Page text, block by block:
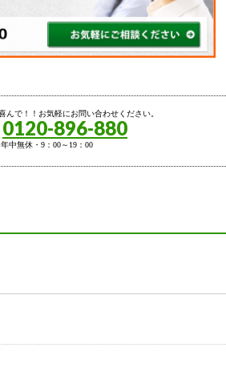
んで！！お気軽にお問い合わせください。
0120-896-880
年中無休・9：00～19：00